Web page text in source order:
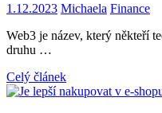
1.12.2023 Michaela Finance
Web3 je název, který někteří
druhu …
Celý článek